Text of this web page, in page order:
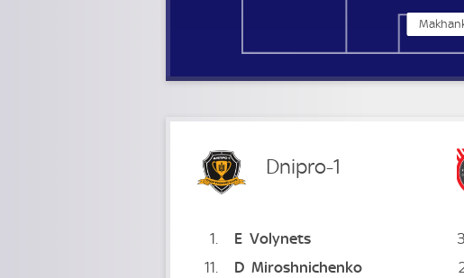
Dnipro-1
1 E Volynets
11
D Miroshnichenko